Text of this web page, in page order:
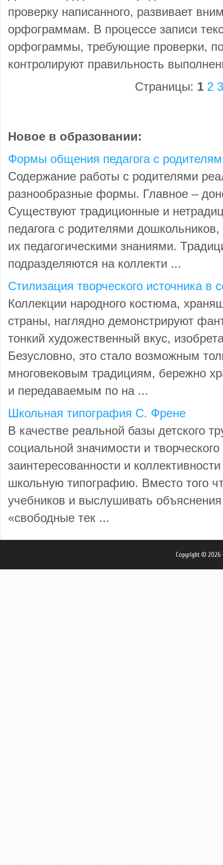
проверку написанного, развивает
орфограммам. В процессе записи
орфограммы, требующие проверки,
контролируют правильность
Страницы: 1 2 3
Новое в образовании:
Формы общения педагога с
Содержание работы с родителями
разнообразные формы. Главное –
Существуют традиционные и
педагога с родителями дошкольников,
их педагогическими знаниями.
подразделяются на коллекти ...
Стилизация творческого источника
Коллекции народного костюма,
страны, наглядно демонстрируют
тонкий художественный вкус,
Безусловно, это стало возможным
многовековым традициям, бережно
и передаваемым по на ...
Школьная типография С. Френе
В качестве реальной базы детского
социальной значимости и
заинтересованности и
школьную типографию. Вместо того
учебников и выслушивать
«свободные тек ...
Copyright © 2026